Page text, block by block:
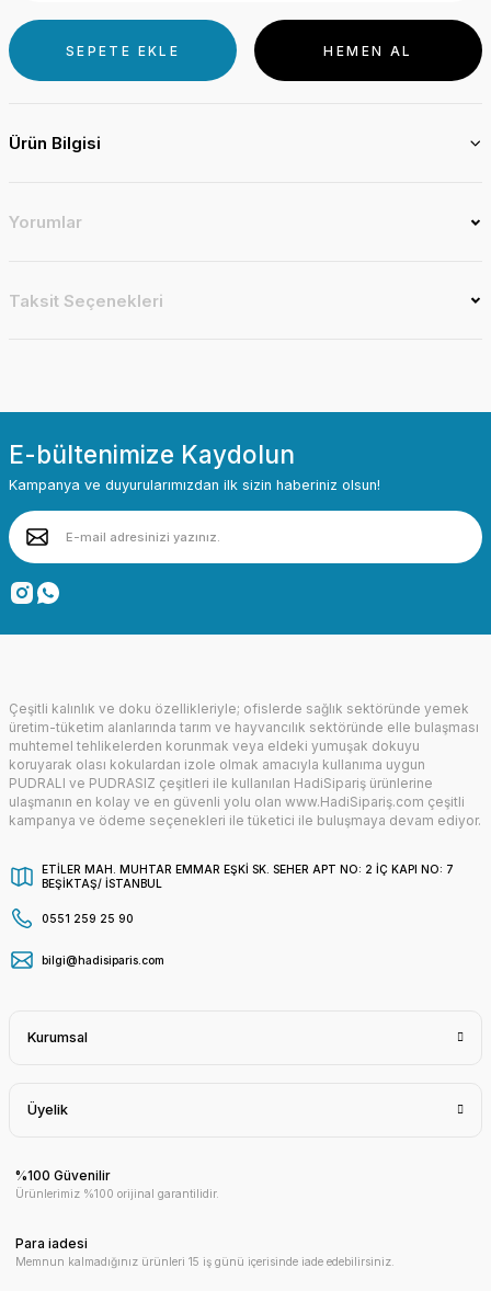
SEPETE EKLE HEMEN AL
Ürün Bilgisi
Yorumlar
Taksit Seçenekleri
E-bültenimize Kaydolun
Kampanya ve duyurularımızdan ilk sizin haberiniz olsun!
Çeşitli kalınlık ve doku özellikleriyle; ofislerde sağlık sektöründe yemek
üretim-tüketim alanlarında tarım ve hayvancılık sektöründe elle bulaşması
muhtemel tehlikelerden korunmak veya eldeki yumuşak dokuyu
koruyarak olası kokulardan izole olmak amacıyla kullanıma uygun
PUDRALI ve PUDRASIZ çeşitleri ile kullanılan HadiSipariş ürünlerine
ulaşmanın en kolay ve en güvenli yolu olan www.HadiSipariş.com çeşitli
kampanya ve ödeme seçenekleri ile tüketici ile buluşmaya devam ediyor.
ETİLER MAH. MUHTAR EMMAR EŞKİ SK. SEHER APT NO: 2 İÇ KAPI NO: 7
BEŞİKTAŞ/ İSTANBUL
0551 259 25 90
bilgi@hadisiparis.com
Kurumsal
Üyelik
%100 Güvenilir
Ürünlerimiz %100 orijinal garantilidir.
Para iadesi
Memnun kalmadığınız ürünleri 15 iş günü içerisinde iade edebilirsiniz.